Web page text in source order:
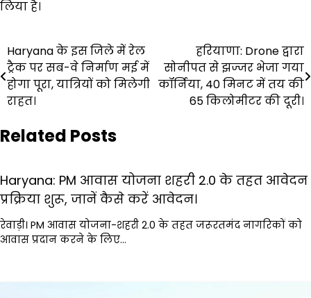
लिया है।
Post
navigation
Haryana के इस जिले में रेल
ट्रैक पर सब-वे निर्माण मई में
होगा पूरा, यात्रियों को मिलेगी
राहत।
हरियाणा: Drone द्वारा
सोनीपत से झज्जर भेजा गया
कॉर्निया, 40 मिनट में तय की
65 किलोमीटर की दूरी।
Related Posts
Haryana: PM आवास योजना शहरी 2.0 के तहत आवेदन
प्रक्रिया शुरू, जानें कैसे करें आवेदन।
रेवाड़ी। PM आवास योजना-शहरी 2.0 के तहत जरूरतमंद नागरिकों को
आवास प्रदान करने के लिए…